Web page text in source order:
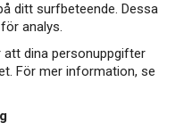
Classico
ditt surfbeteende. Dessa
analys.
att dina personuppgifter
För mer information, se